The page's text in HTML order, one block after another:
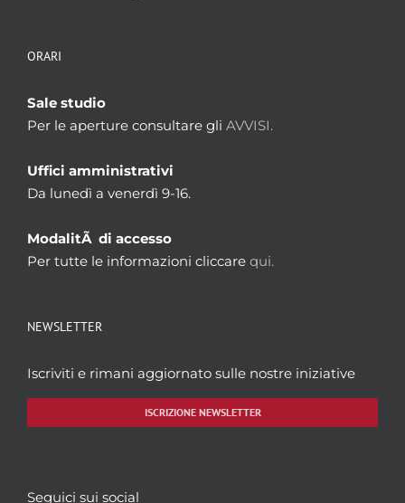
ORARI
Sale studio
Per le aperture consultare gli AVVISI.
Uffici amministrativi
Da lunedì a venerdì 9-16.
ModalitÃ di accesso
Per tutte le informazioni cliccare qui.
NEWSLETTER
Iscriviti e rimani aggiornato sulle nostre iniziative
ISCRIZIONE NEWSLETTER
Seguici sui social